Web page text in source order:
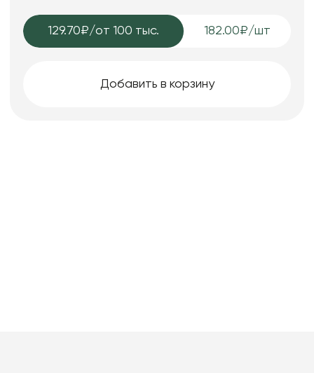
129.70₽/от 100 тыс. 182.00₽/шт
Добавить в корзину